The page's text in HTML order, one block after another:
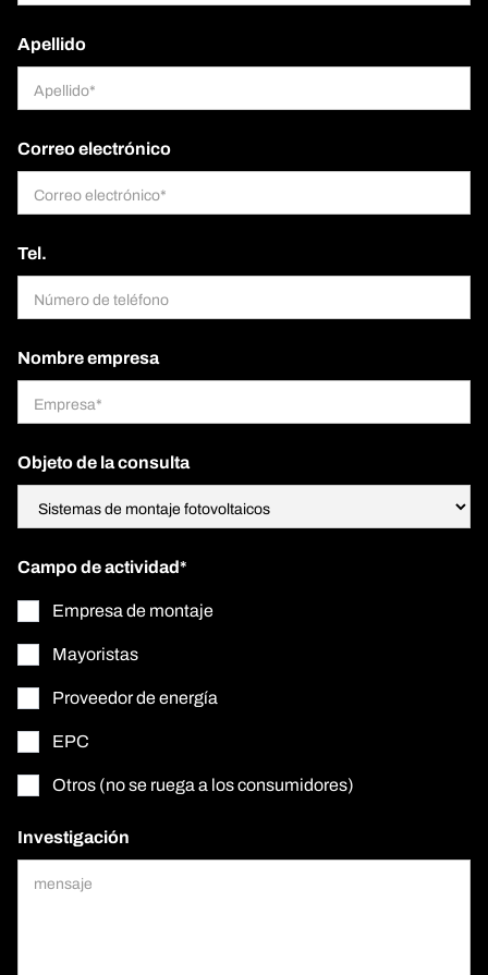
Apellido
Correo electrónico
Tel.
Nombre empresa
Objeto de la consulta
Campo de actividad*
Empresa de montaje
Mayoristas
Proveedor de energía
EPC
Otros (no se ruega a los consumidores)
Investigación